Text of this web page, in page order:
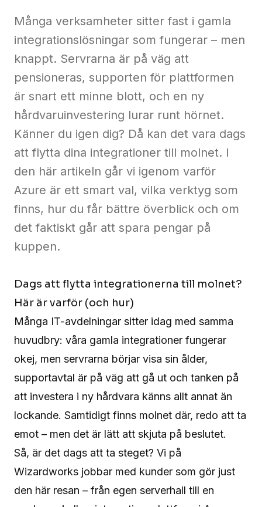
Kontakt
oss
Många verksamheter sitter fast i gamla
integrationslösningar som fungerar – men
knappt. Servrarna är på väg att
pensioneras, supporten för plattformen
är snart ett minne blott, och en ny
hårdvaruinvestering lurar runt hörnet.
Känner du igen dig? Då kan det vara dags
att flytta dina integrationer till molnet. I
den här artikeln går vi igenom varför
Azure är ett smart val, vilka verktyg som
finns, hur du får bättre överblick och om
det faktiskt går att spara pengar på
kuppen.
Dags att flytta integrationerna till molnet?
Här är varför (och hur)
Många IT-avdelningar sitter idag med samma
huvudbry: våra gamla integrationer fungerar
okej, men servrarna börjar visa sin ålder,
supportavtal är på väg att gå ut och tanken på
att investera i ny hårdvara känns allt annat än
lockande. Samtidigt finns molnet där, redo att ta
emot – men det är lätt att skjuta på beslutet.
Så, är det dags att ta steget? Vi på
Wizardworks jobbar med kunder som gör just
den här resan – från egen serverhall till en